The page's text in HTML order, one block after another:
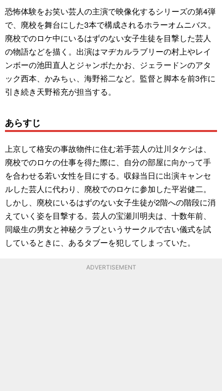
恐怖体験をお笑い芸人の主演で映像化するシリーズの第4弾
で、廃校を舞台にした3本で構成されるホラーオムニバス。
廃校でのロケ中にいるはずのない女子生徒を目撃した芸人
の物語などを描く。出演はマヂカルラブリーの村上やレイ
ンボーの池田直人とジャンボたかお、ジェラードンのアタ
ック西本、かみちぃ、海野裕二など。監督と脚本を前3作に
引き続き天野裕充が担当する。
あらすじ
上京して格安の事故物件に住む若手芸人の辻川タケシは、
廃校でのロケの仕事を得た際に、自分の部屋に向かって手
を合わせる若い女性を目にする。収録当日に出演キャンセ
ルした芸人に代わり、廃校でのロケに参加した平岩健二。
しかし、廃校にいるはずのない女子生徒が2階への階段に消
えていく姿を目撃する。芸人の宝瀬川明夫は、十数年前、
同級生の男女と神秘クラブというサークルで古い儀式を試
しているときに、あるタブーを犯してしまっていた。
ADVERTISEMENT